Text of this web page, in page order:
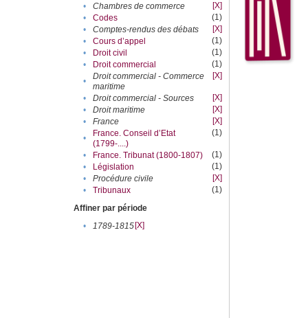
•
Chambres de commerce
[X]
•
Codes
(1)
•
Comptes-rendus des débats
[X]
•
Cours d’appel
(1)
•
Droit civil
(1)
•
Droit commercial
(1)
•
Droit commercial - Commerce
maritime
[X]
• Droit commercial - Sources
[X]
•
Droit maritime
[X]
•
France
[X]
•
France. Conseil d’Etat
(1799-....)
(1)
• France. Tribunat (1800-1807)
(1)
•
Législation
(1)
•
Procédure civile
[X]
•
Tribunaux
(1)
Affiner par période
•
1789-1815[X]